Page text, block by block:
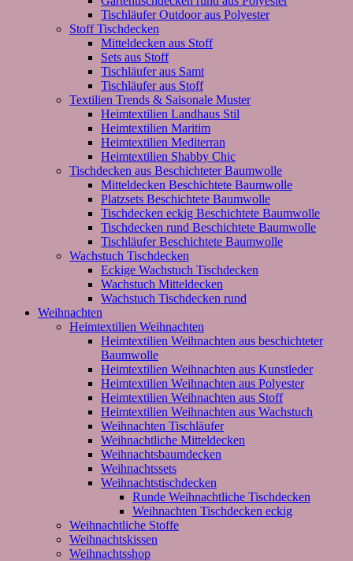
Tischläufer Outdoor aus Polyester
Stoff Tischdecken
Mitteldecken aus Stoff
Sets aus Stoff
Tischläufer aus Samt
Tischläufer aus Stoff
Textilien Trends & Saisonale Muster
Heimtextilien Landhaus Stil
Heimtextilien Maritim
Heimtextilien Mediterran
Heimtextilien Shabby Chic
Tischdecken aus Beschichteter Baumwolle
Mitteldecken Beschichtete Baumwolle
Platzsets Beschichtete Baumwolle
Tischdecken eckig Beschichtete Baumwolle
Tischdecken rund Beschichtete Baumwolle
Tischläufer Beschichtete Baumwolle
Wachstuch Tischdecken
Eckige Wachstuch Tischdecken
Wachstuch Mitteldecken
Wachstuch Tischdecken rund
Weihnachten
Heimtextilien Weihnachten
Heimtextilien Weihnachten aus beschichteter
Baumwolle
Heimtextilien Weihnachten aus Kunstleder
Heimtextilien Weihnachten aus Polyester
Heimtextilien Weihnachten aus Stoff
Heimtextilien Weihnachten aus Wachstuch
Weihnachten Tischläufer
Weihnachtliche Mitteldecken
Weihnachtsbaumdecken
Weihnachtssets
Weihnachtstischdecken
Runde Weihnachtliche Tischdecken
Weihnachten Tischdecken eckig
Weihnachtliche Stoffe
Weihnachtskissen
Weihnachtsshop